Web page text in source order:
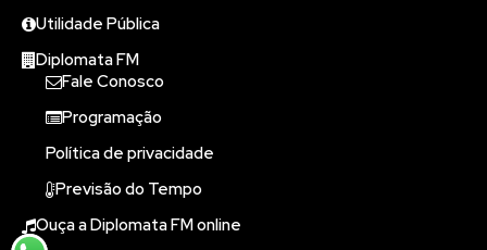
Utilidade Pública
Diplomata FM
Fale Conosco
Programação
Política de privacidade
Previsão do Tempo
Ouça a Diplomata FM online